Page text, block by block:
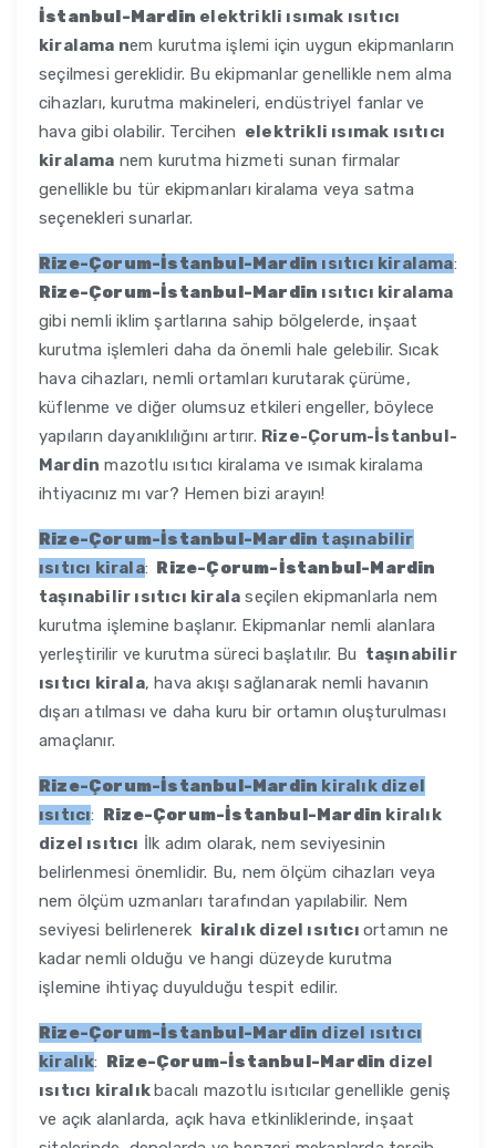
İstanbul-Mardin elektrikli ısımak ısıtıcı
kiralama nem kurutma işlemi için uygun ekipmanların
seçilmesi gereklidir. Bu ekipmanlar genellikle nem alma
cihazları, kurutma makineleri, endüstriyel fanlar ve
hava gibi olabilir. Tercihen elektrikli ısımak ısıtıcı
kiralama nem kurutma hizmeti sunan firmalar
genellikle bu tür ekipmanları kiralama veya satma
seçenekleri sunarlar.
Rize-Çorum-İstanbul-Mardin ısıtıcı kiralama:
Rize-Çorum-İstanbul-Mardin ısıtıcı kiralama
gibi nemli iklim şartlarına sahip bölgelerde, inşaat
kurutma işlemleri daha da önemli hale gelebilir. Sıcak
hava cihazları, nemli ortamları kurutarak çürüme,
küflenme ve diğer olumsuz etkileri engeller, böylece
yapıların dayanıklılığını artırır. Rize-Çorum-İstanbul-
Mardin mazotlu ısıtıcı kiralama ve ısımak kiralama
ihtiyacınız mı var? Hemen bizi arayın!
Rize-Çorum-İstanbul-Mardin taşınabilir
ısıtıcı kirala: Rize-Çorum-İstanbul-Mardin
taşınabilir ısıtıcı kirala seçilen ekipmanlarla nem
kurutma işlemine başlanır. Ekipmanlar nemli alanlara
yerleştirilir ve kurutma süreci başlatılır. Bu taşınabilir
ısıtıcı kirala, hava akışı sağlanarak nemli havanın
dışarı atılması ve daha kuru bir ortamın oluşturulması
amaçlanır.
Rize-Çorum-İstanbul-Mardin kiralık dizel
ısıtıcı: Rize-Çorum-İstanbul-Mardin kiralık
dizel ısıtıcı İlk adım olarak, nem seviyesinin
belirlenmesi önemlidir. Bu, nem ölçüm cihazları veya
nem ölçüm uzmanları tarafından yapılabilir. Nem
seviyesi belirlenerek kiralık dizel ısıtıcıortamın ne
kadar nemli olduğu ve hangi düzeyde kurutma
işlemine ihtiyaç duyulduğu tespit edilir.
Rize-Çorum-İstanbul-Mardin dizel ısıtıcı
kiralık: Rize-Çorum-İstanbul-Mardin dizel
ısıtıcı kiralıkbacalı mazotlu isıtıcılar genellikle geniş
ve açık alanlarda, açık hava etkinliklerinde, inşaat